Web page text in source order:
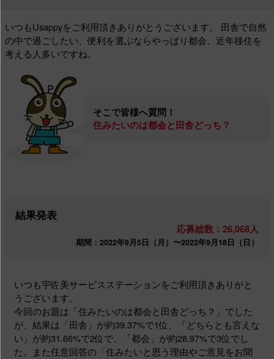
いつもUsappyをご利用頂きありがとうございます。
田舎で自然
の中で過ごしたい、便利を選ぶならやっぱり都会、近年移住を
考える人多いですね。
そこで皆様へ質問！
住みたいのは都会と田舎どっち？
結果発表
応募総数：26,068人
期間：2022年9月5日（月）〜2022年9月18日（日）
いつも宇佐美サービスステーションをご利用頂きありがと
うございます。
今回のお題は「住みたいのは都会と田舎どっち？」でした
が、結果は「田舎」が約39.37%で1位、「どちらとも言えな
い」が約31.66%で2位で、「都会」が約28.97%で3位でし
た。また任意回答の「住みたいと思う理由やご意見をお聞